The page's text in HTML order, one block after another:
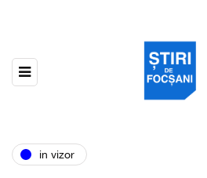
in vizor